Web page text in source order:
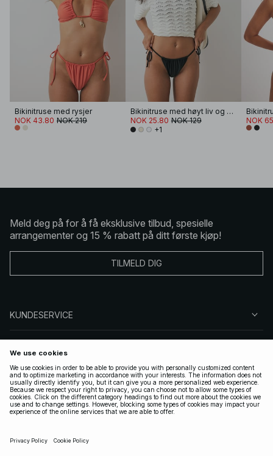
Bikinitruse med rysjer
NOK 43.80 NOK 219
Bikinitruse med høyt liv og snøring
NOK 25.80 NOK 129
+1
NOK
Meld deg på for å få eksklusive tilbud, spesielle
arrangementer og 15 % rabatt på ditt første kjøp!
TILMELD DIG
KUNDESERVICE
FØLG OSS
LOVLIG